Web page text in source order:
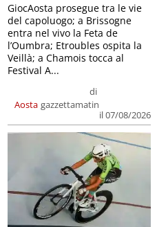
Aosta
di
gazzettamatin
il 07/08/2026
GiocAosta prosegue tra le vie
del capoluogo; a Brissogne
entra nel vivo la Feta de
l’Oumbra; Etroubles ospita la
Veillà; a Chamois tocca al
Festival A...